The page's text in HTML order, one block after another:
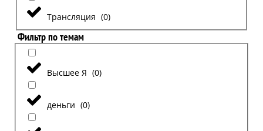
Трансляция (0)
Фильтр по темам
Высшее Я (0)
деньги (0)